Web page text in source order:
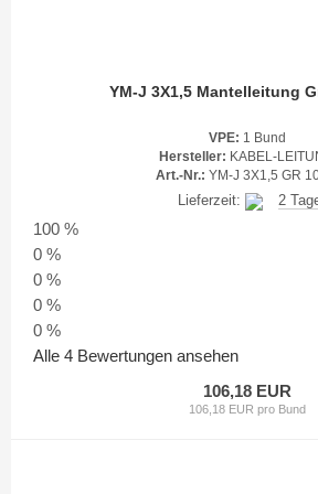
VPE: 1 Bund
Hersteller: KABEL-
Art.-Nr.: YM-J 3X1,5 GR
Lieferzeit: 2
100 %
0 %
0 %
0 %
0 %
Alle 4 Bewertungen ansehen
106,18 EUR
106,18 EUR pro Bund